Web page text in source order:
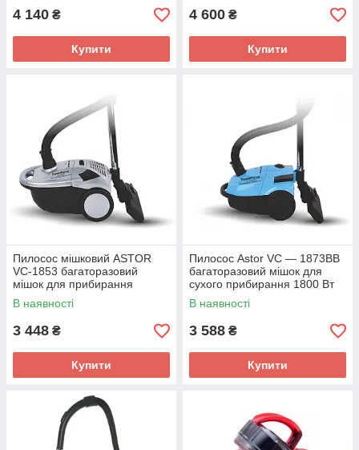
4 140 ₴
Купити
4 600 ₴
Купити
Пилосос мішковий ASTOR
VC-1853 багаторазовий
мішок для прибирання
будинку 2000 Вт регулятор
потужності індикатор
В наявності
3 448 ₴
Купити
Пилосос Astor VC — 1873BB
багаторазовий мішок для
сухого прибирання 1800 Вт
регулятор потужності
класичний пилосос
В наявності
3 588 ₴
Купити